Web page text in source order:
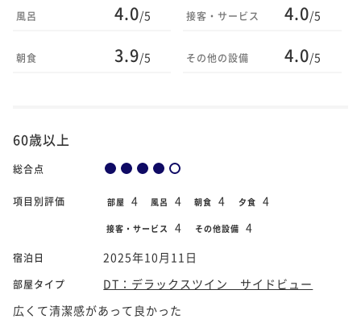
風呂 4.0/5
朝食 3.9/5
接客・サービス 4.0/5
その他の設備 4.0/5
60歳以上
総合点
項目別評価 部屋 4 風呂 4 朝食 4 夕食 4
接客・サービス 4 その他設備 4
宿泊日 2025年10月11日
部屋タイプ
DT：デラックスツイン サイドビュー
広くて清潔感があって良かった